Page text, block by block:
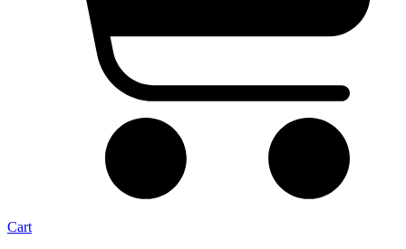
Cart